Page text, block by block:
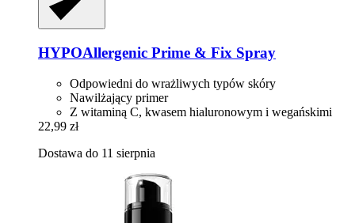
HYPOAllergenic Prime & Fix Spray
Odpowiedni do wrażliwych typów skóry
Nawilżający primer
Z witaminą C, kwasem hialuronowym i wegańskimi
22,99 zł
Dostawa do 11 sierpnia